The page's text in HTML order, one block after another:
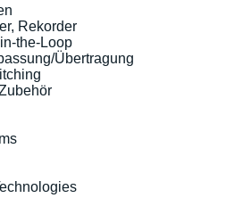
Rekorder
the-Loop
Übertragung